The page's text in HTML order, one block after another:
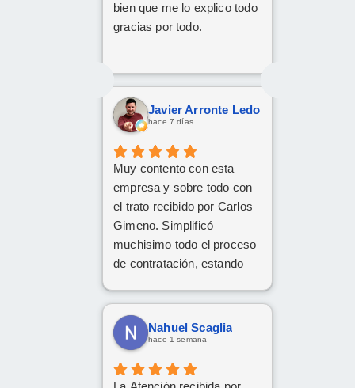
bien que me lo explico todo
gracias por todo.
Javier Arronte Ledo
hace 7 días
Muy contento con esta
empresa y sobre todo con
el trato recibido por Carlos
Gimeno. Simplificó
muchisimo todo el proceso
de contratación, estando
momento y aclarando
cualquier posible duda.
Gracias Carlos!
Nahuel Scaglia
hace 1 semana